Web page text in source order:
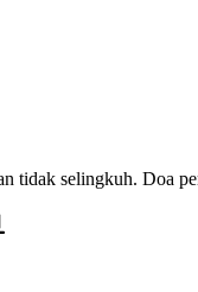
tidak selingkuh. Doa